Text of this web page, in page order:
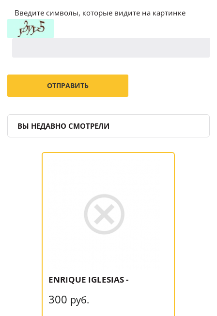
Введите символы, которые видите на картинке
ВЫ НЕДАВНО СМОТРЕЛИ
ENRIQUE IGLESIAS -
300 руб.